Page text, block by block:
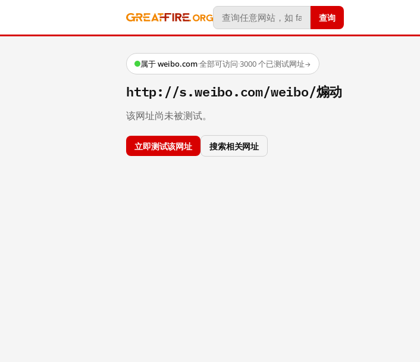
查询
属于 weibo.com·全部可访问·3000 个已测试网址→
http://s.weibo.com/weibo/煽动
该网址尚未被测试。
立即测试该网址 搜索相关网址